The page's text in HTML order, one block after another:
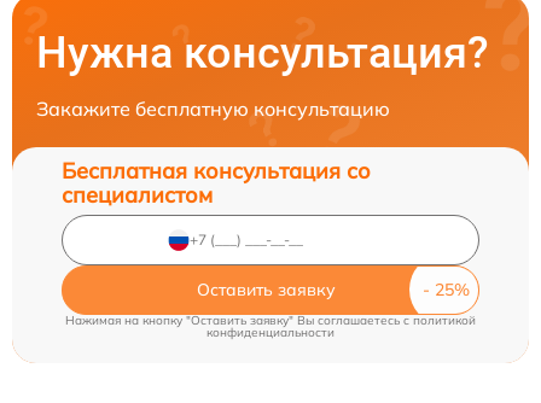
Нужна консультация?
Закажите бесплатную консультацию
Бесплатная консультация со
специалистом
Оставить заявку
Нажимая на кнопку "Оставить заявку" Вы соглашаетесь cполитикой
конфиденциальности